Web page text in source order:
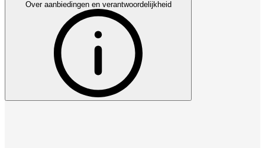
Over aanbiedingen en verantwoordelijkheid